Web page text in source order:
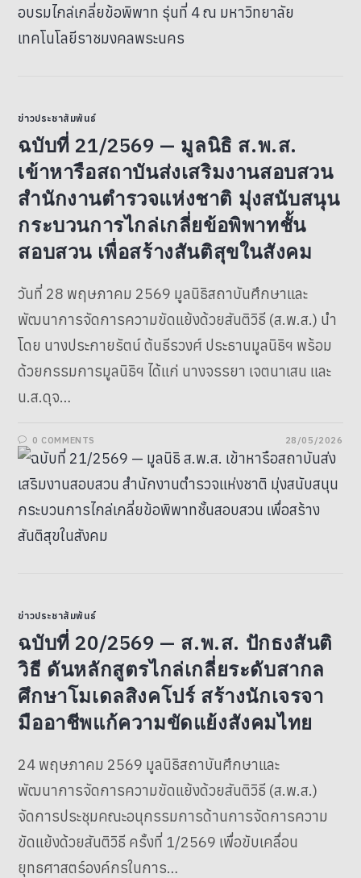
ข่าวประชาสัมพันธ์
ฉบับที่ 21/2569 — มูลนิธิ ส.พ.ส.
เข้าหารือสถาบันส่งเสริมงานสอบสวน
สำนักงานตำรวจแห่งชาติ มุ่งสนับสนุน
กระบวนการไกล่เกลี่ยข้อพิพาทชั้น
สอบสวน เพื่อสร้างสันติสุขในสังคม
วันที่ 28 พฤษภาคม 2569 มูลนิธิสถาบันศึกษาและ
พัฒนาการจัดการความขัดแย้งด้วยสันติวิธี (ส.พ.ส.) นำ
โดย นางประกายรัตน์ ต้นธีรวงศ์ ประธานมูลนิธิฯ พร้อม
ด้วยกรรมการมูลนิธิฯ ได้แก่ นางจรรยา เจตนาเสน และ
น.ส.ดุจ…
0 COMMENTS 28/05/2026
ข่าวประชาสัมพันธ์
ฉบับที่ 20/2569 — ส.พ.ส. ปักธงสันติ
วิธี ดันหลักสูตรไกล่เกลี่ยระดับสากล
ศึกษาโมเดลสิงคโปร์ สร้างนักเจรจา
มืออาชีพแก้ความขัดแย้งสังคมไทย
24 พฤษภาคม 2569 มูลนิธิสถาบันศึกษาและ
พัฒนาการจัดการความขัดแย้งด้วยสันติวิธี (ส.พ.ส.)
จัดการประชุมคณะอนุกรรมการด้านการจัดการความ
ขัดแย้งด้วยสันติวิธี ครั้งที่ 1/2569 เพื่อขับเคลื่อน
ยุทธศาสตร์องค์กรในการ…